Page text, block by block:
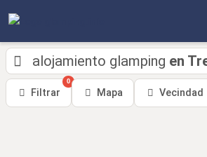
alojamiento glamping en
Filtrar
0
Mapa Vecindad